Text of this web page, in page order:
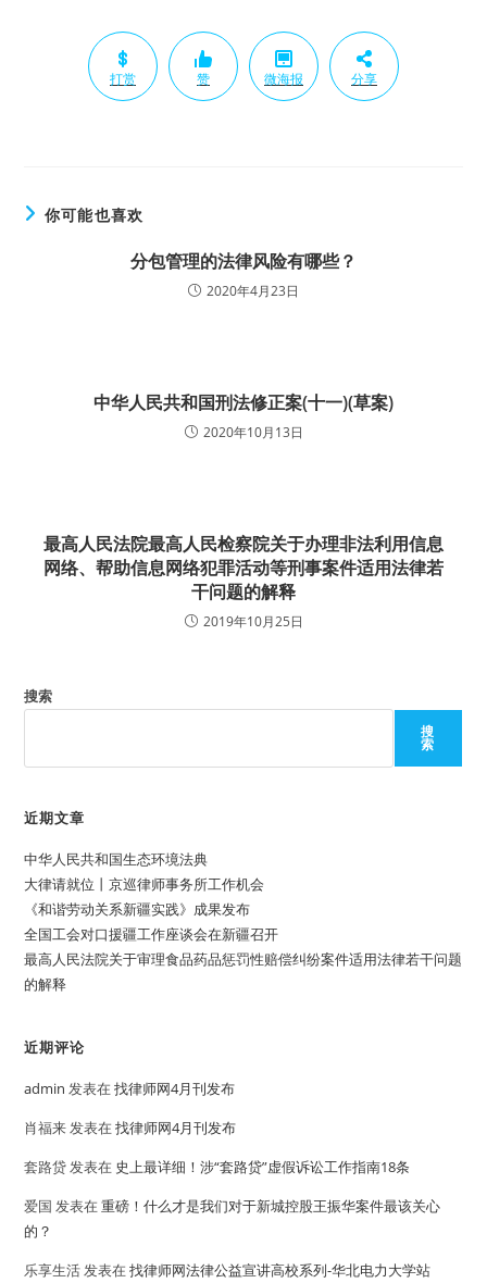
打赏 赞 微海报 分享
你可能也喜欢
分包管理的法律风险有哪些？
2020年4月23日
中华人民共和国刑法修正案(十一)(草案)
2020年10月13日
最高人民法院最高人民检察院关于办理非法利用信息
网络、帮助信息网络犯罪活动等刑事案件适用法律若
干问题的解释
2019年10月25日
搜索
搜
索
近期文章
中华人民共和国生态环境法典
大律请就位丨京巡律师事务所工作机会
《和谐劳动关系新疆实践》成果发布
全国工会对口援疆工作座谈会在新疆召开
最高人民法院关于审理食品药品惩罚性赔偿纠纷案件适用法律若干问题
的解释
近期评论
admin 发表在找律师网4月刊发布
肖福来发表在找律师网4月刊发布
套路贷发表在 史上最详细！涉“套路贷”虚假诉讼工作指南18条
爱国 发表在重磅！什么才是我们对于新城控股王振华案件最该关心
的？
乐享生活发表在找律师网法律公益宣讲高校系列-华北电力大学站